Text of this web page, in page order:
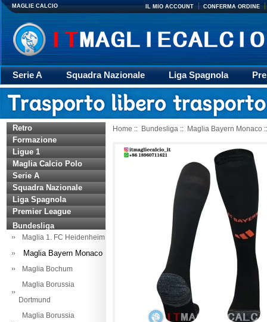
MAGLIE CALCIO IL MIO ACCOUNT CONFERMA ORDINE
Serie A Squadra Nazionale Liga Spagnola
Giacca
Rugby trasporto Retro
Retro
Formazione
Ligue 1
Maglia Calcio Polo
Serie A
Squadra Nazionale
Liga Spagnola
Premier League
Bundesliga
Maglia 1. FC Heidenheim
Maglia Bayern Monaco
Maglia Bochum
Maglia Borussia
Dortmund
Maglia Borussia
Home :: Bundesliga :: Maglia Bayern Monaco